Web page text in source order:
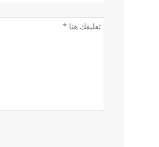
تعليق *